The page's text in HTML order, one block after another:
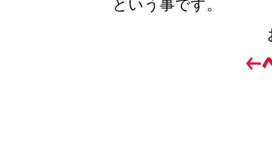
という事です。